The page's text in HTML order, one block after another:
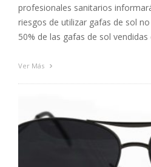
profesionales sanitarios
riesgos de utilizar gafas de sol
50% de las gafas de sol
junio de 2015. La presidenta del
Ver Más